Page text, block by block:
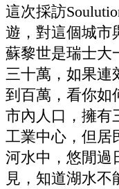
這次採訪
遊，對這個城市
蘇黎世是瑞士大
三十萬，如果連
到百萬，看你如
市內人口，擁有
工業中心，但居
河水中，悠閒過
見，知道湖水不